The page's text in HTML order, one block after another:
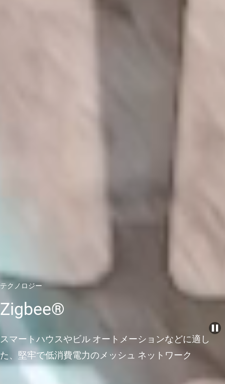
テクノロジー
Zigbee®
スマートハウスやビル オートメーションなどに適し
た、堅牢で低消費電力のメッシュ ネットワーク